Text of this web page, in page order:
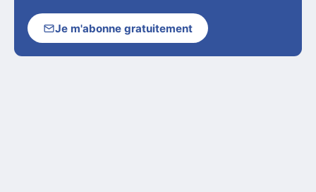
Je m'abonne gratuitement